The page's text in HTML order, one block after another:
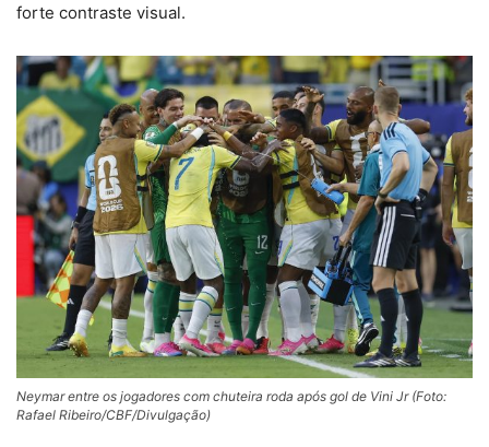
forte contraste visual.
Neymar entre os jogadores com chuteira roda após gol de Vini Jr (Foto:
Rafael Ribeiro/CBF/Divulgação)